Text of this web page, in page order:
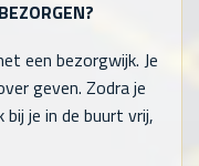
een bezorgwijk. Je
geven. Zodra je
je in de buurt vrij,